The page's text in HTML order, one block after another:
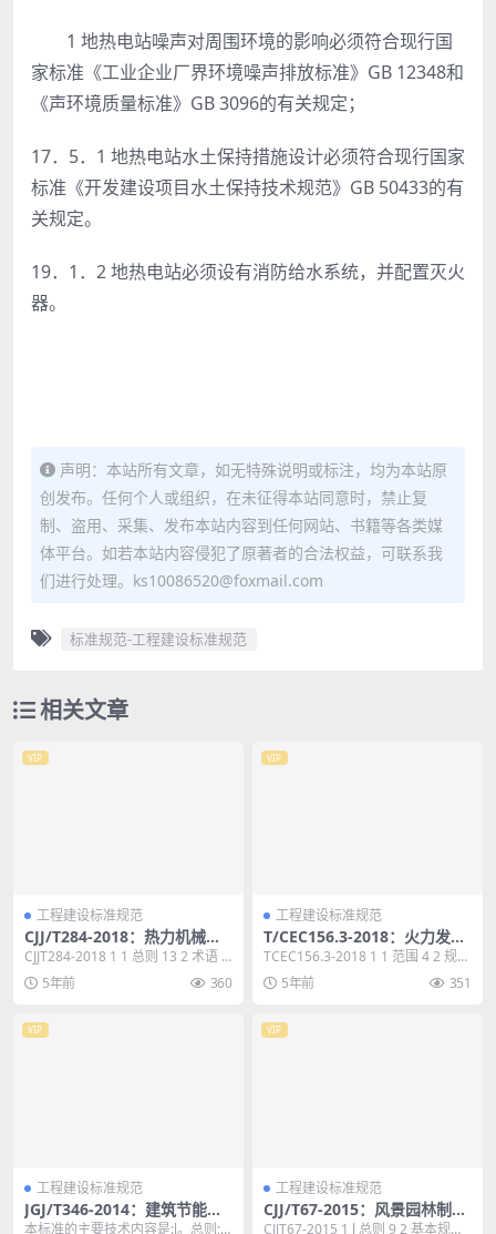
1 地热电站噪声对周围环境的影响必须符合现行国
家标准《工业企业厂界环境噪声排放标准》GB 12348和
《声环境质量标准》GB 3096的有关规定；
17．5．1 地热电站水土保持措施设计必须符合现行国家
标准《开发建设项目水土保持技术规范》GB 50433的有
关规定。
19．1．2 地热电站必须设有消防给水系统，并配置灭火
器。
声明：本站所有文章，如无特殊说明或标注，均为本站原
创发布。任何个人或组织，在未征得本站同意时，禁止复
制、盗用、采集、发布本站内容到任何网站、书籍等各类媒
体平台。如若本站内容侵犯了原著者的合法权益，可联系我
们进行处理。ks10086520@foxmail.com
标准规范-工程建设标准规范
相关文章
VIP
工程建设标准规范
CJJ/T284-2018：热力机械顶
管技术标准
CJJT284-2018 1 1 总则 13 2 术语 1
4 3 工程地质勘察与...
5年前 360
VIP
工程建设标准规范
T/CEC156.3-2018：火力发电
企业智能燃煤系统技术规范第
3部分:燃煤计量和质量检测设
备设施
TCEC156.3-2018 1 1 范围 4 2 规范
性引用文件 4 3 术语...
5年前 351
VIP
工程建设标准规范
JGJ/T346-2014：建筑节能气
象参数标准
本标准的主要技术内容是:l。总则;
VIP
工程建设标准规范
CJJ/T67-2015：风景园林制图
标准
CJJT67-2015 1 l 总则 9 2 基本规